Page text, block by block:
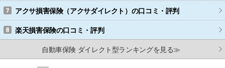
アクサ損害保険（アクサダイレクト） の口コミ・評判
楽天損害保険の口コミ・評判
自動車保険 ダイレクト型ランキングを見る≫